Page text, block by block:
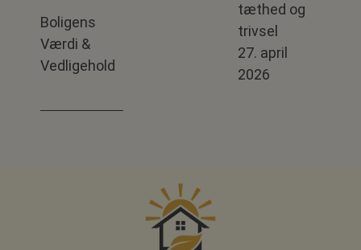
Boligens
Værdi &
Vedligehold
tæthed og
trivsel
27. april
2026